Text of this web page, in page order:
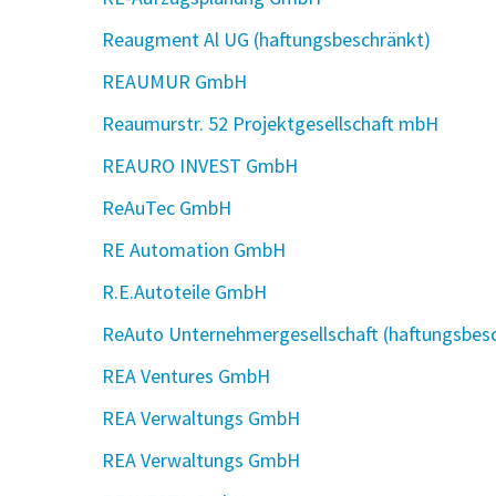
Reaugment Al UG (haftungsbeschränkt)
REAUMUR GmbH
Reaumurstr. 52 Projektgesellschaft mbH
REAURO INVEST GmbH
ReAuTec GmbH
RE Automation GmbH
R.E.Autoteile GmbH
ReAuto Unternehmergesellschaft
REA Ventures GmbH
REA Verwaltungs GmbH
REA Verwaltungs GmbH